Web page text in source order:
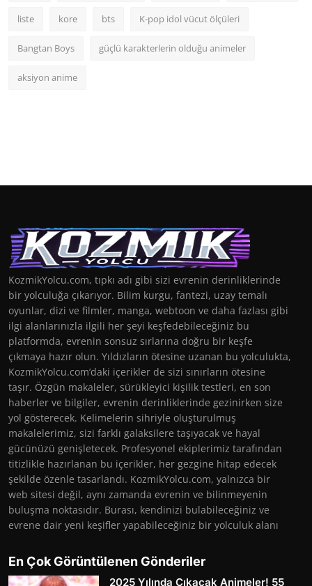
liste kore bts K-pop idol vücut ölçüleri
Bangtan Boys güçlü karakterlerin olduğu animeler
aksiyon anime
KozmikYolcu.com, tıpkı adı gibi sizi evrenin derinliklerinde
bir yolculuğa çıkarıyor. Bilim kurgu, fantezi, uzay temalı
oyunlar, dizi ve filmler, manga, webtoon ve daha fazlası gibi
ilgi alanlarınızla ilgili her şeyi keşfedebileceğiniz bu
platformda, evrenin sonsuz sırlarına doğru bir keşfe
çıkmaya hazır olun. Yıldızların ötesine uzanan bu yolculukta,
KozmikYolcu.com’daki içerikler de sizi sınırların ötesine
taşır. Özgün makaleler, sürükleyici kişilik testleri, en son
haberler ve bilgiler, evrenin derinliklerinde gezinirken size
yol gösterecek. Kelimelerin sihriyle oluşturulmuş
makalelerimiz, sizi farklı galaksilere taşıyacak ve hayal
gücünüzü genişletecek. Profesyonel ekiplerimiz tarafından
titizlikle hazırlanan bu içerikler, her gezgine hitap edecek
şekilde özenle tasarlandı. KozmikYolcu.com, yalnızca bir
web sitesi değil, aynı zamanda evrenin ve bilinmeyenin
buluşma noktasıdır. Burası, kendinizi bulabileceğiniz ve
evrene dair yeni keşifler yapabileceğiniz bir yolculuk alanı
En Çok Görüntülenen Gönderiler
2025 Yılında Çıkacak Animeler! 55